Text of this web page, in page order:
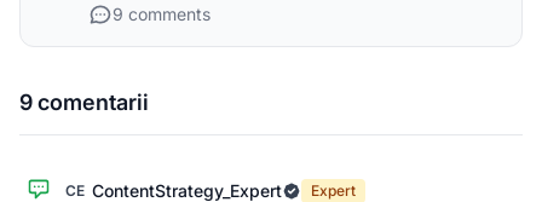
9 comments
9 comentarii
CE ContentStrategy_Expert
Expert